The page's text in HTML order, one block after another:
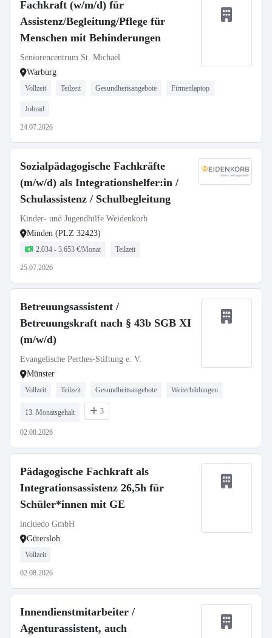
Fachkraft (w/m/d) für
Assistenz/Begleitung/Pflege für
Menschen mit Behinderungen
Seniorencentrum St. Michael
Warburg
Vollzeit Teilzeit Gesundheitsangebote Firmenlaptop
Jobrad
24.07.2026
Sozialpädagogische Fachkräfte
(m/w/d) als Integrationshelfer:in /
Schulassistenz / Schulbegleitung
Kinder- und Jugendhilfe Weidenkorb
Minden (PLZ 32423)
2.034 - 3.653 €/Monat Teilzeit
25.07.2026
Betreuungsassistent /
Betreuungskraft nach § 43b SGB XI
(m/w/d)
Evangelische Perthes-Stiftung e. V.
Münster
Vollzeit Teilzeit Gesundheitsangebote Weiterbildungen
13. Monatsgehalt 3
02.08.2026
Pädagogische Fachkraft als
Integrationsassistenz 26,5h für
Schüler*innen mit GE
incluedo GmbH
Gütersloh
Vollzeit
02.08.2026
Innendienstmitarbeiter /
Agenturassistent, auch